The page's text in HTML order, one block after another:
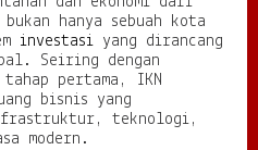
hanya sebuah kota
investasi yang dirancang
Seiring dengan
tahap pertama, IKN
bisnis yang
teknologi,
modern.